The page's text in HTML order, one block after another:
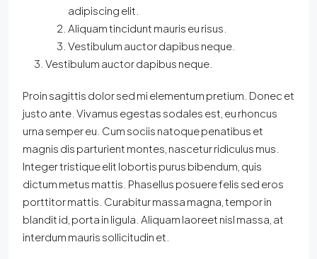
adipiscing elit.
Aliquam tincidunt mauris eu risus.
Vestibulum auctor dapibus neque.
Vestibulum auctor dapibus neque.
Proin sagittis dolor sed mi elementum pretium. Donec et
justo ante. Vivamus egestas sodales est, eu rhoncus
urna semper eu. Cum sociis natoque penatibus et
magnis dis parturient montes, nascetur ridiculus mus.
Integer tristique elit lobortis purus bibendum, quis
dictum metus mattis. Phasellus posuere felis sed eros
porttitor mattis. Curabitur massa magna, tempor in
blandit id, porta in ligula. Aliquam laoreet nisl massa, at
interdum mauris sollicitudin et.